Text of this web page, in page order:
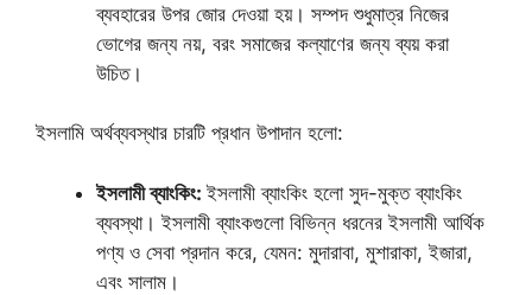
ব্যবহারের উপর জোর দেওয়া হয়। সম্পদ শুধুমাত্র নিজের
ভোগের জন্য নয়, বরং সমাজের কল্যাণের জন্য ব্যয় করা
উচিত।
ইসলামি অর্থব্যবস্থার চারটি প্রধান উপাদান হলো:
ইসলামী ব্যাংকিং:ইসলামী ব্যাংকিং হলো সুদ-মুক্ত ব্যাংকিং
ব্যবস্থা। ইসলামী ব্যাংকগুলো বিভিন্ন ধরনের ইসলামী আর্থিক
পণ্য ও সেবা প্রদান করে, যেমন: মুদারাবা, মুশারাকা, ইজারা,
এবং সালাম।